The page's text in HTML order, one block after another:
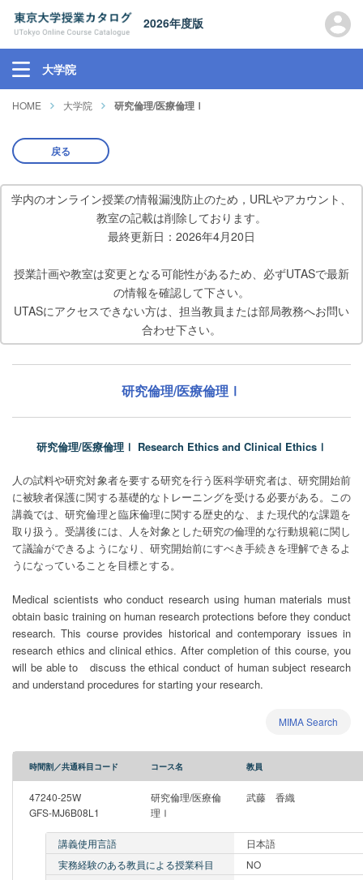
2026年度版
大学院
HOME 大学院 研究倫理/医療倫理Ⅰ
戻る
学内のオンライン授業の情報漏洩防止のため，URLやアカウント、
教室の記載は削除しております。
最終更新日：2026年4月20日
授業計画や教室は変更となる可能性があるため、必ずUTASで最新
の情報を確認して下さい。
UTASにアクセスできない方は、担当教員または部局教務へお問い
合わせ下さい。
研究倫理/医療倫理Ⅰ
研究倫理/医療倫理Ⅰ Research Ethics and Clinical EthicsⅠ
人の試料や研究対象者を要する研究を行う医科学研究者は、研究開始前
に被験者保護に関する基礎的なトレーニングを受ける必要がある。この
講義では、研究倫理と臨床倫理に関する歴史的な、また現代的な課題を
取り扱う。受講後には、人を対象とした研究の倫理的な行動規範に関し
て議論ができるようになり、研究開始前にすべき手続きを理解できるよ
うになっていることを目標とする。
Medical scientists who conduct research using human materials must
obtain basic training on human research protections before they conduct
research. This course provides historical and contemporary issues in
research ethics and clinical ethics. After completion of this course, you
will be able to discuss the ethical conduct of human subject research
and understand procedures for starting your research.
MIMA Search
時間割／共通科目コード コース名 教員
47240-25W
GFS-MJ6B08L1
研究倫理/医療倫
理Ⅰ
武藤 香織
講義使用言語
日本語
実務経験のある教員による授業科目
NO